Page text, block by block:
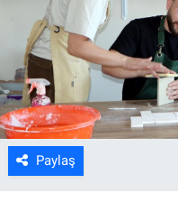
Paylaş
Yaşam
Kültür Sanat
Bilim ve Teknoloji
Genel